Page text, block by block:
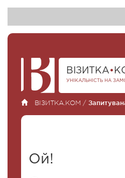
ВІЗИТКА•
УНІКАЛЬНІСТЬ НА
ВІЗИТКА.КОМ /
Ой!